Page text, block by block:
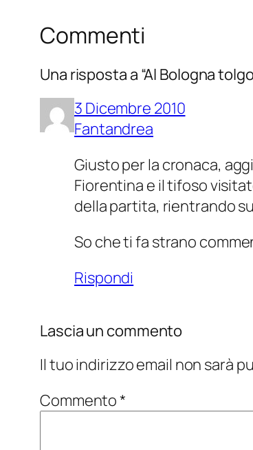
Commenti
Una risposta a “Al Bologna
3 Dicembre 2010
Fantandrea
Giusto per la cronaca,
Fiorentina e il tifoso
della partita, rientrando
So che ti fa strano
Rispondi
Lascia un commento
Il tuo indirizzo email non sarà
Commento*